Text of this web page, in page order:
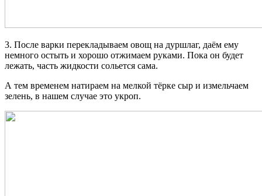
3. После варки перекладываем овощ на дуршлаг, даём ему
немного остыть и хорошо отжимаем руками. Пока он будет
лежать, часть жидкости сольется сама.
А тем временем натираем на мелкой тёрке сыр и измельчаем
зелень, в нашем случае это укроп.